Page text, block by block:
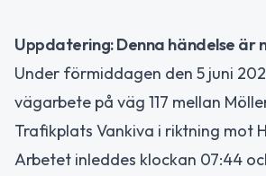
Uppdatering: Denna händelse är
Under förmiddagen den 5 juni
vägarbete på väg 117 mellan
Trafikplats Vankiva i riktning mot
Arbetet inleddes klockan 07:44